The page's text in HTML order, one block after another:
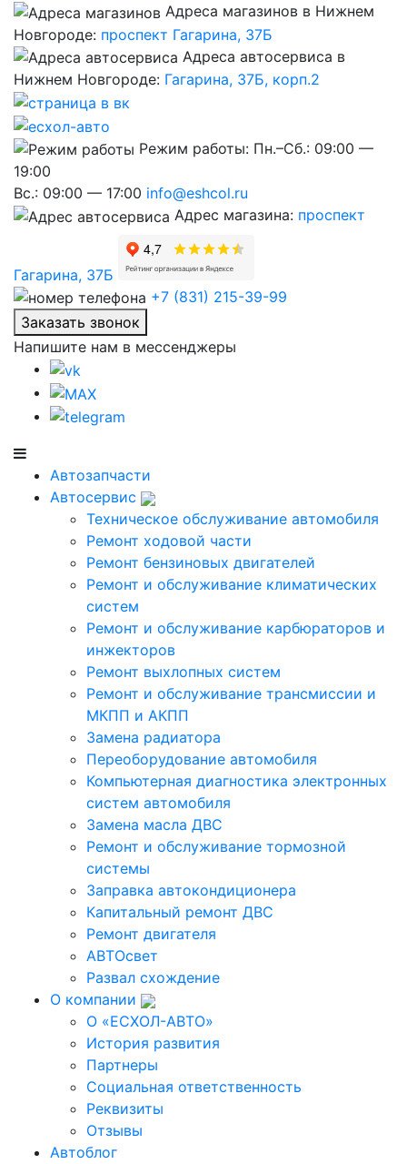
Адреса магазинов в Нижнем
Новгороде: проспект Гагарина, 37Б
Адреса автосервиса в
Нижнем Новгороде: Гагарина, 37Б, корп.2
Режим работы: Пн.–Сб.: 09:00 —
19:00
Вс.: 09:00 — 17:00 info@eshcol.ru
Адрес магазина: проспект
Гагарина, 37Б
+7 (831) 215-39-99
Заказать звонок
Напишите нам в мессенджеры
Автозапчасти
Автосервис
Техническое обслуживание автомобиля
Ремонт ходовой части
Ремонт бензиновых двигателей
Ремонт и обслуживание климатических
систем
Ремонт и обслуживание карбюраторов и
инжекторов
Ремонт выхлопных систем
Ремонт и обслуживание трансмиссии и
МКПП и АКПП
Замена радиатора
Переоборудование автомобиля
Компьютерная диагностика электронных
систем автомобиля
Замена масла ДВС
Ремонт и обслуживание тормозной
системы
Заправка автокондиционера
Капитальный ремонт ДВС
Ремонт двигателя
АВТОсвет
Развал схождение
О компании
О «ЕСХОЛ-АВТО»
История развития
Партнеры
Социальная ответственность
Реквизиты
Отзывы
Автоблог